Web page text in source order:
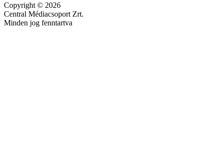
Copyright © 2026
Central Médiacsoport Zrt.
Minden jog fenntartva